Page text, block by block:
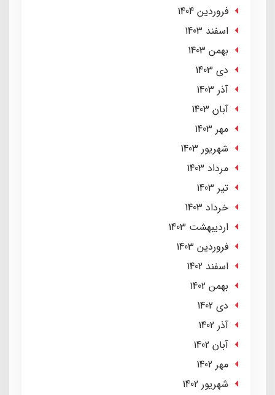
فروردین 1404
اسفند 1403
بهمن 1403
دی 1403
آذر 1403
آبان 1403
مهر 1403
شهریور 1403
مرداد 1403
تير 1403
خرداد 1403
ارديبهشت 1403
فروردین 1403
اسفند 1402
بهمن 1402
دی 1402
آذر 1402
آبان 1402
مهر 1402
شهریور 1402